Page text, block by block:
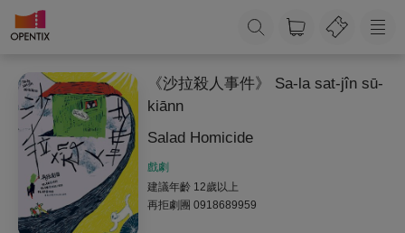
《沙拉殺人事件》 Sa-la sat-jîn sū-
kiānn
Salad Homicide
戲劇
建議年齡 12歲以上
再拒劇團 0918689959